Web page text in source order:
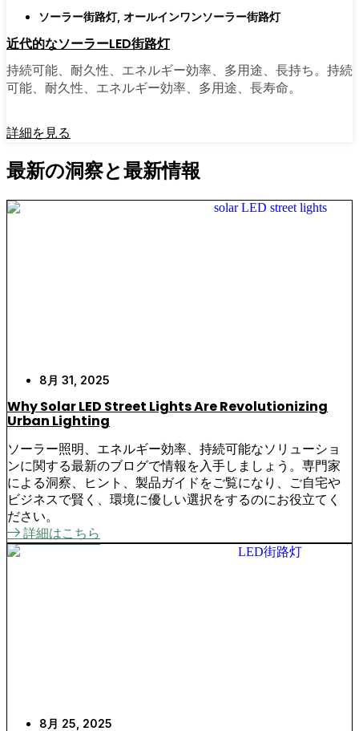
ソーラー街路灯, オールインワンソーラー街路灯
近代的なソーラーLED街路灯
持続可能、耐久性、エネルギー効率、多用途、長持ち。持続
可能、耐久性、エネルギー効率、多用途、長寿命。
詳細を見る
最新の洞察と最新情報
8月 31, 2025
Why Solar LED Street Lights Are Revolutionizing
Urban Lighting
ソーラー照明、エネルギー効率、持続可能なソリューショ
ンに関する最新のブログで情報を入手しましょう。専門家
による洞察、ヒント、製品ガイドをご覧になり、ご自宅や
ビジネスで賢く、環境に優しい選択をするのにお役立てく
ださい。
詳細はこちら
8月 25, 2025